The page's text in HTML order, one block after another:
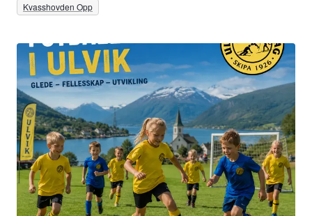
Kvasshovden Opp